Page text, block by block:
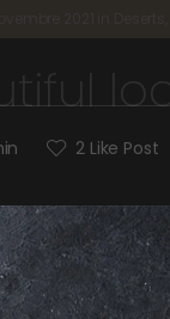
2Like Post